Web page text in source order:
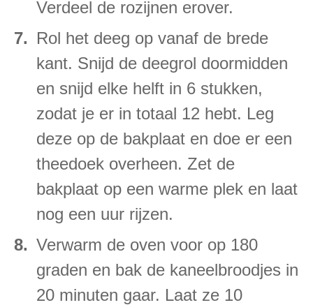
Verdeel de rozijnen erover.
Rol het deeg op vanaf de brede
kant. Snijd de deegrol doormidden
en snijd elke helft in 6 stukken,
zodat je er in totaal 12 hebt. Leg
deze op de bakplaat en doe er een
theedoek overheen. Zet de
bakplaat op een warme plek en laat
nog een uur rijzen.
Verwarm de oven voor op 180
graden en bak de kaneelbroodjes in
20 minuten gaar. Laat ze 10